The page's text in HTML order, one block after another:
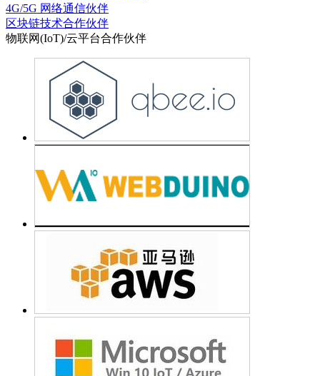
4G/5G 网络通信伙伴
区块链技术合作伙伴
物联网(IoT)/云平台合作伙伴